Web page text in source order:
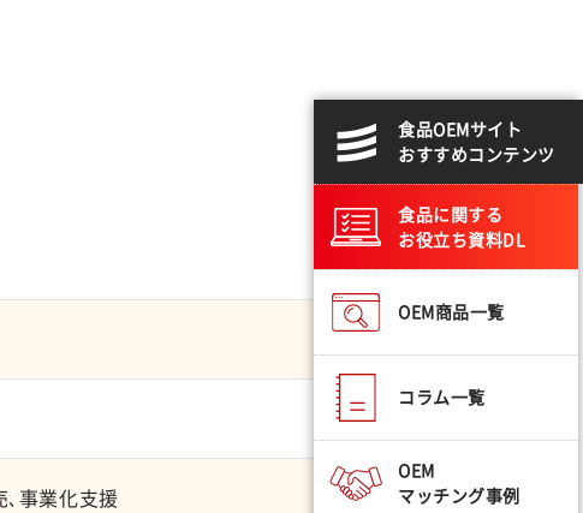
事業化支援
食品OEMサイト
おすすめコンテンツ
食品に関する
お役立ち資料DL
OEM商品一覧
コラム一覧
OEM
マッチング事例